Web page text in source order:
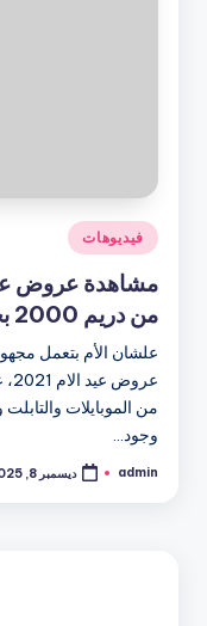
نُشر
في
فيديوهات
من دريم 2000 بجودة عالية
من الموبايلات
وجود…
تمّ
admin ديسمبر 8, 2025